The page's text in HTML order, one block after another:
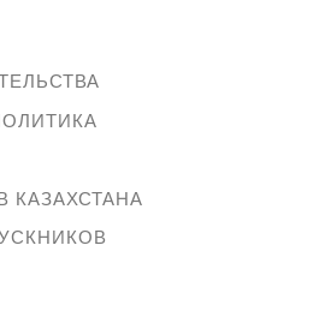
КАЗАХСТАНА